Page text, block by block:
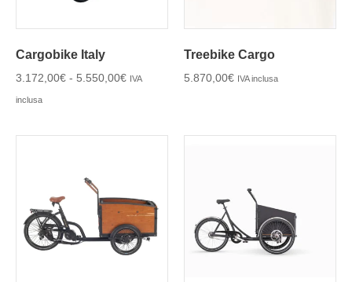
Cargobike Italy
3.172,00€ - 5.550,00€ IVA
inclusa
Treebike Cargo
5.870,00€ IVA inclusa